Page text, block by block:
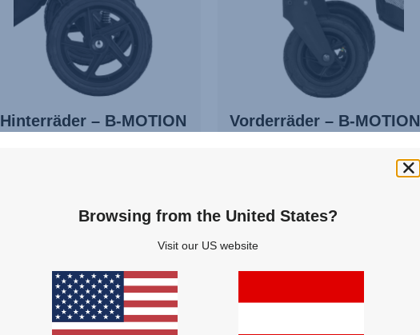
Hinterräder – B-MOTION
Vorderräder – B-MOTION
Browsing from the United States?
Visit our US website